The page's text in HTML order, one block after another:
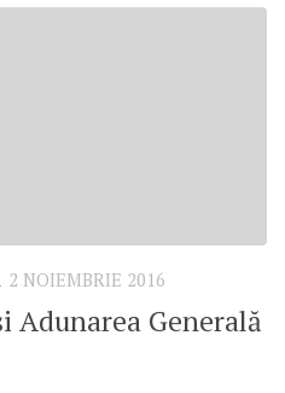
2 NOIEMBRIE 2016
Adunarea Generală